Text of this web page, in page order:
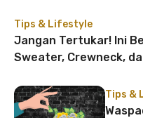
Tips & Lifestyle
Jangan Tertukar! Ini
Sweater, Crewneck,
Tips &